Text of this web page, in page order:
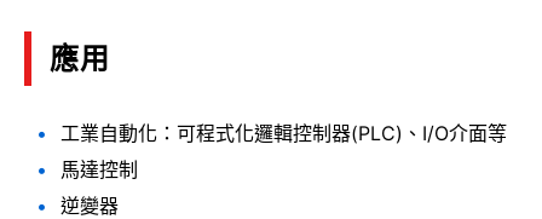
應用
工業自動化：可程式化邏輯控制器(PLC)、I/O介面等
馬達控制
逆變器